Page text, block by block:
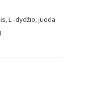
L -dydžio, Juoda